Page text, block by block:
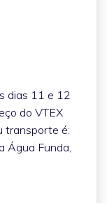
dias 11 e 12
do VTEX
transporte é:
Água Funda,